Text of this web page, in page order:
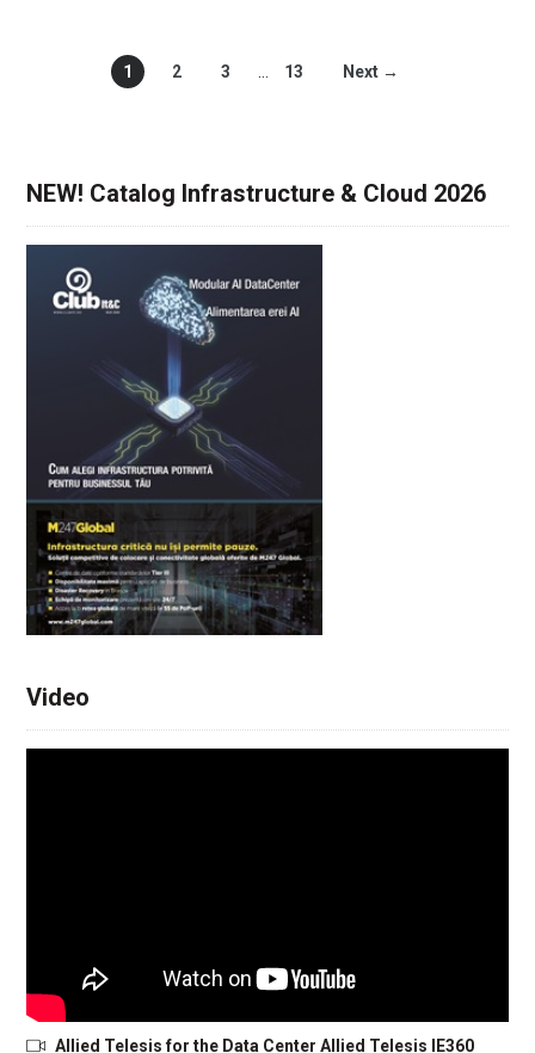
1 2 3 13 Next →
NEW! Catalog Infrastructure & Cloud 2026
Video
Allied Telesis for the Data Center Allied Telesis IE360